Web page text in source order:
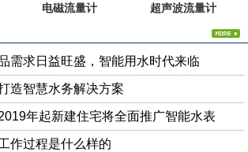
电磁流量计 超声波流量计
需求日益旺盛，智能用水时代来临
造智慧水务解决方案
年起新建住宅将全面推广智能水表
作过程是什么样的